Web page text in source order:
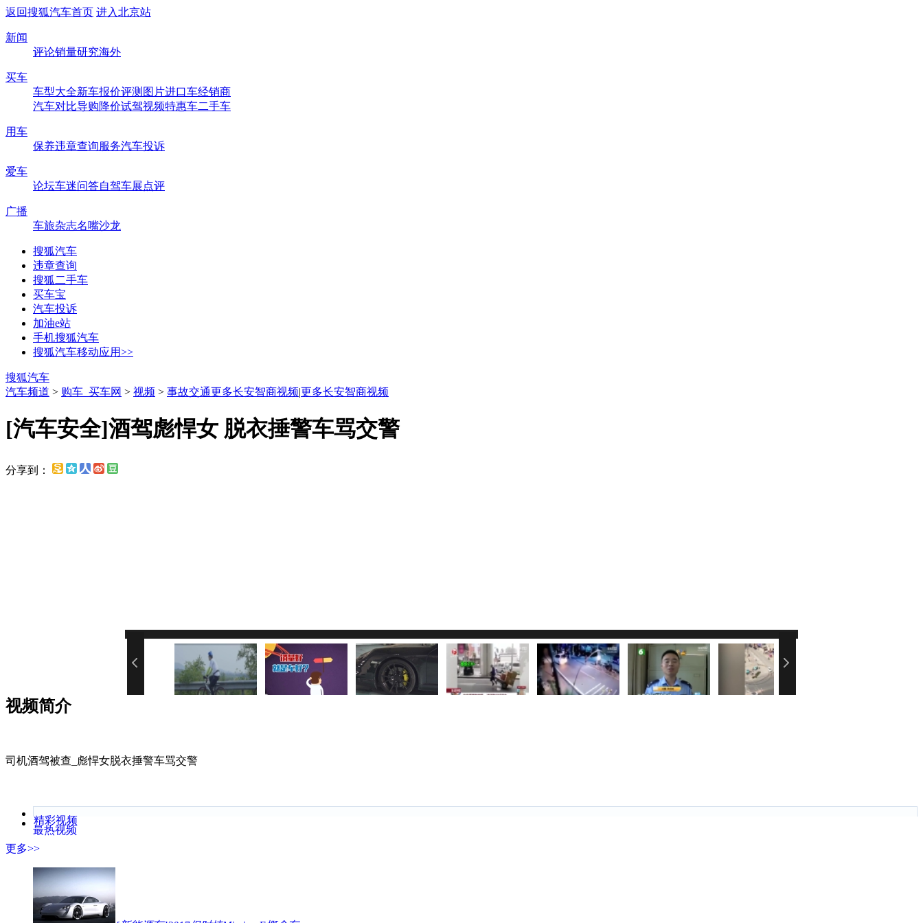
返回搜狐汽车首页 进入北京站
新闻
评论销量研究海外
买车
车型大全新车报价评测 图片进口车经销商
汽车对比导购降价试驾视频特惠车二手车
用车
保养违章查询服务汽车投诉
爱车
论坛车迷问答自驾车展点评
广播
车旅杂志名嘴沙龙
搜狐汽车
违章查询
搜狐二手车
买车宝
汽车投诉
加油e站
手机搜狐汽车
搜狐汽车移动应用>>
搜狐汽车
汽车频道 > 购车_买车网 > 视频 > 事故交通更多长安智商视频|更多长安智商视频
[汽车安全]酒驾彪悍女 脱衣捶警车骂交警
分享到：
视频简介
司机酒驾被查_彪悍女脱衣捶警车骂交警
精彩视频
最热视频
更多>>